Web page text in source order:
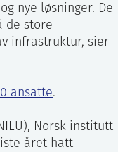
nye løsninger. De
de store
infrastruktur, sier
ansatte.
Norsk institutt
året hatt